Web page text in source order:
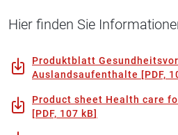
Hier finden Sie
Produktblatt
Auslandsaufenthalte [PDF,
Product sheet Health care
[PDF, 107 kB]